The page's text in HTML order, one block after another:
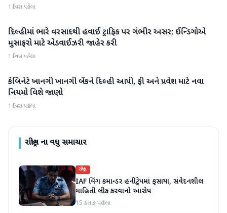
1 દિવસ પહેલા
રાષ્ટ્રીય
દિલ્હીમાં ભારે વરસાદથી હવાઈ ટ્રાફિક પર ગંભીર અસર; ઈન્ડિગોએ
મુસાફરો માટે એડવાઈઝરી જાહેર કરી
1 દિવસ પહેલા
રાષ્ટ્રીય
કેબિનેટે ખાનગી ખાનગી બેંકને દિલ્હી આપી, ફી અને પ્રવેશ માટે નવા
નિયમો વિશે જાણો
1 દિવસ પહેલા
રાષ્ટ્રીયના વધુ સમાચાર
રાષ્ટ્રીય
IAF વિંગ કમાન્ડર હનીટ્રેપમાં ફસાયા, સંવેદનશીલ
માહિતી લીક કરવાનો આરોપ
15 કલાક પહેલા